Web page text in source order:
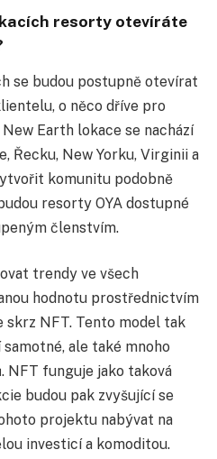
resorty otevíráte
se budou postupně otevírat
o něco dříve pro
Earth lokace se nachází
Řecku, New Yorku, Virginii a
komunitu podobně
resorty OYA dostupné
členstvím.
trendy ve všech
hodnotu prostřednictvím
skrz NFT. Tento model tak
ale také mnoho
NFT funguje jako taková
budou pak zvyšující se
projektu nabývat na
investicí a komoditou.